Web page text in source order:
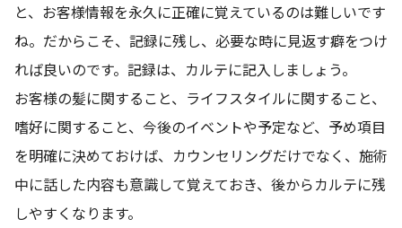
と、お客様情報を永久に正確に覚えているのは難しいです
ね。だからこそ、記録に残し、必要な時に見返す癖をつけ
れば良いのです。記録は、カルテに記入しましょう。
お客様の髪に関すること、ライフスタイルに関すること、
嗜好に関すること、今後のイベントや予定など、予め項目
を明確に決めておけば、カウンセリングだけでなく、施術
中に話した内容も意識して覚えておき、後からカルテに残
しやすくなります。